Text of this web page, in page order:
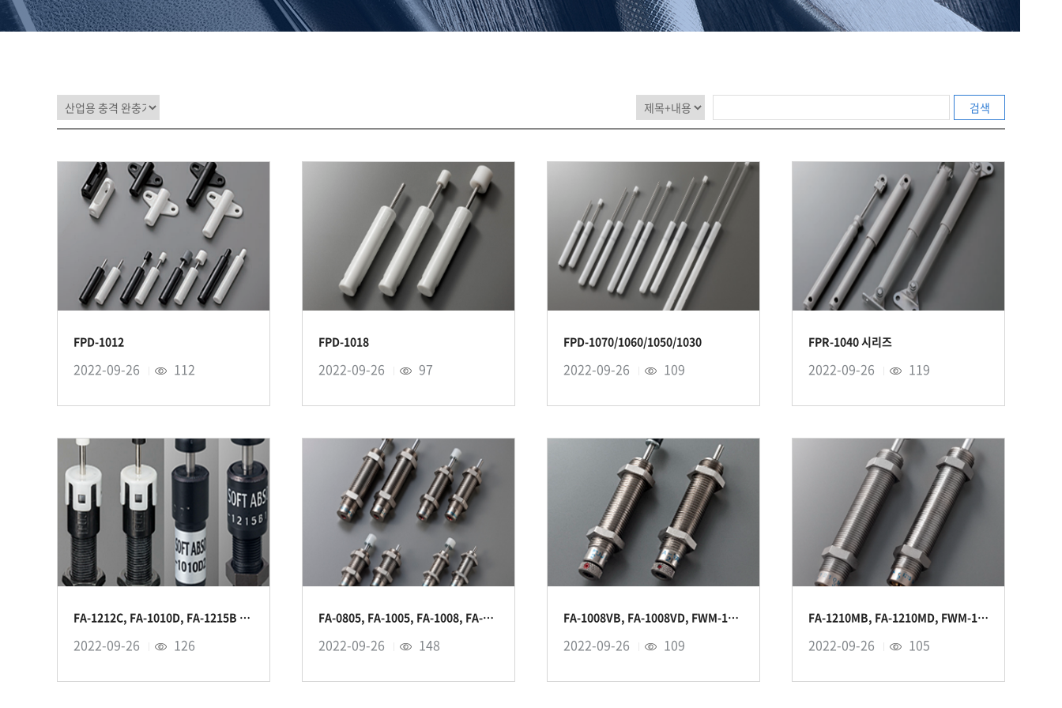
검색
FPD-1012
2022-09-26 112
FPD-1018
2022-09-26 97
FPD-1070/1060/1050/1030
2022-09-26 109
FPR-1040 시리즈
2022-09-26 119
FA-1212C, FA-1010D, FA-1215B 시리즈
2022-09-26 126
FA-0805, FA-1005, FA-1008, FA-1210 시리즈
2022-09-26 148
FA-1008VB, FA-1008VD, FWM-1008VBD 시리즈
2022-09-26 109
FA-1210MB, FA-1210MD, FWM-1210MBD시리즈
2022-09-26 105